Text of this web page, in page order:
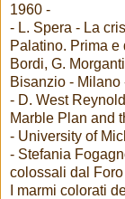
1960 -
- L. Spera - La
Palatino. Prima e
Bordi, G.
Bisanzio - Milano
- D. West
Marble Plan and
- University of
- Stefania
colossali dal
I marmi colorati